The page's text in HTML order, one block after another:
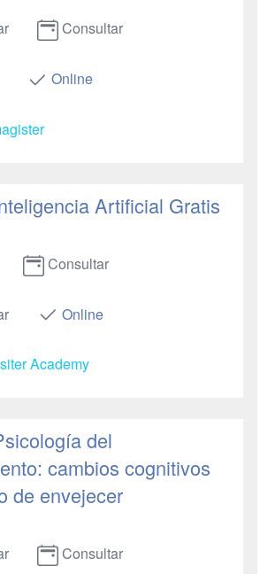
Consultar
Online
Artificial Gratis
Consultar
Online
Academy
del
cambios cognitivos
de envejecer
Consultar